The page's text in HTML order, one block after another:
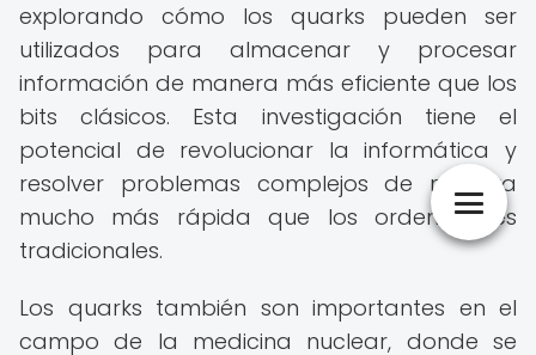
explorando cómo los quarks pueden ser
utilizados para almacenar y procesar
información de manera más eficiente que los
bits clásicos. Esta investigación tiene el
potencial de revolucionar la informática y
resolver problemas complejos de manera
mucho más rápida que los ordenadores
tradicionales.
Los quarks también son importantes en el
campo de la medicina nuclear, donde se